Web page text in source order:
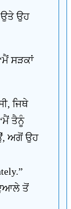
ਉਤੇ ਉਹ
ਸੜਕਾਂ
ਜਿਥੇ
ਤੈਨੂੰ
ਅਗੋਂ ਉਹ
ਤੋਂ